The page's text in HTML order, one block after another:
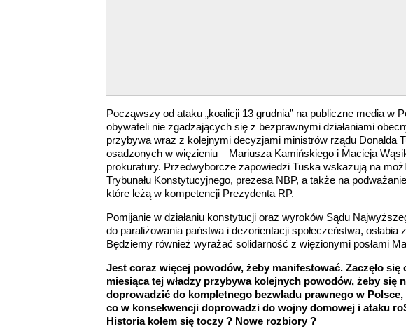
Począwszy od ataku „koalicji 13 grudnia” na publiczne media w
obywateli nie zgadzających się z bezprawnymi działaniami
przybywa wraz z kolejnymi decyzjami ministrów rządu Donalda
osadzonych w więzieniu – Mariusza Kamińskiego i Macieja
prokuratury. Przedwyborcze zapowiedzi Tuska wskazują na
Trybunału Konstytucyjnego, prezesa NBP, a także na
które leżą w kompetencji Prezydenta RP.
Pomijanie w działaniu konstytucji oraz wyroków Sądu
do paraliżowania państwa i dezorientacji społeczeństwa,
Będziemy również wyrażać solidarność z więzionymi posłami
Jest coraz więcej powodów, żeby manifestować. Zaczęło
miesiąca tej władzy przybywa kolejnych powodów, żeby się
doprowadzić do kompletnego bezwładu prawnego w
co w konsekwencji doprowadzi do wojny domowej i ataku
Historia kołem się toczy ? Nowe rozbiory ?